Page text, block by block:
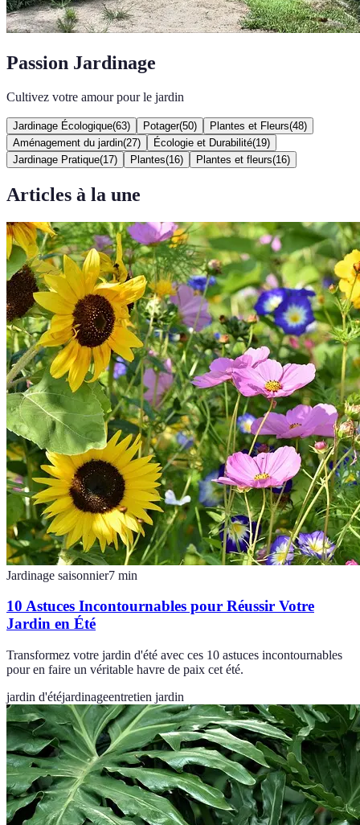
Passion Jardinage
Cultivez votre amour pour le jardin
Jardinage Écologique(63) Potager(50) Plantes et Fleurs(48)
Aménagement du jardin(27) Écologie et Durabilité(19)
Jardinage Pratique(17) Plantes(16) Plantes et fleurs(16)
Articles à la une
Jardinage saisonnier7 min
10 Astuces Incontournables pour Réussir Votre
Jardin en Été
Transformez votre jardin d'été avec ces 10 astuces incontournables
pour en faire un véritable havre de paix cet été.
jardin d'étéjardinageentretien jardin